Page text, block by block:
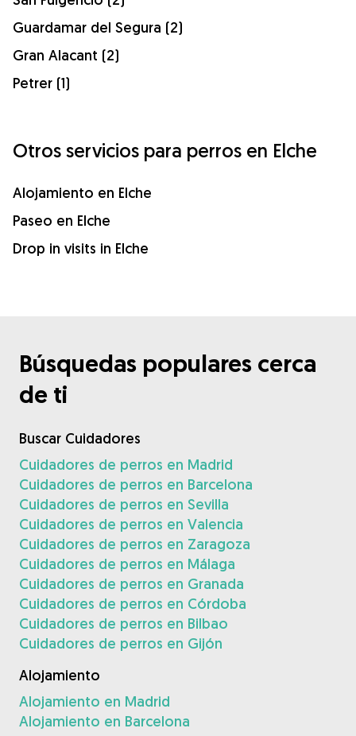
Guardamar del Segura (2)
Gran Alacant (2)
Petrer (1)
Otros servicios para perros en Elche
Alojamiento en Elche
Paseo en Elche
Drop in visits in Elche
Búsquedas populares cerca
de ti
Buscar Cuidadores
Cuidadores de perros en Madrid
Cuidadores de perros en Barcelona
Cuidadores de perros en Sevilla
Cuidadores de perros en Valencia
Cuidadores de perros en Zaragoza
Cuidadores de perros en Málaga
Cuidadores de perros en Granada
Cuidadores de perros en Córdoba
Cuidadores de perros en Bilbao
Cuidadores de perros en Gijón
Alojamiento
Alojamiento en Madrid
Alojamiento en Barcelona